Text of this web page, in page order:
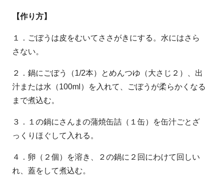
【作り方】
１．ごぼうは皮をむいてささがきにする。水にはさら
さない。
２．鍋にごぼう（1/2本）とめんつゆ（大さじ２）、出
汁または水（100ml）を入れて、ごぼうが柔らかくなる
まで煮込む。
３．１の鍋にさんまの蒲焼缶詰（１缶）を缶汁ごとざ
っくりほぐして入れる。
４．卵（２個）を溶き、２の鍋に２回にわけて回しい
れ、蓋をして煮込む。